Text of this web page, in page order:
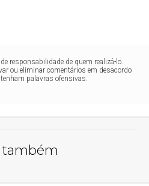
responsabilidade de quem realizá-lo.
ou eliminar comentários em desacordo
palavras ofensivas.
também